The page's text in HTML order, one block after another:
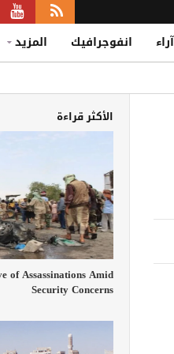
آراء انفوجرافيك المزيد
الأكثر قراءة
of Assassinations Amid
Security Concerns